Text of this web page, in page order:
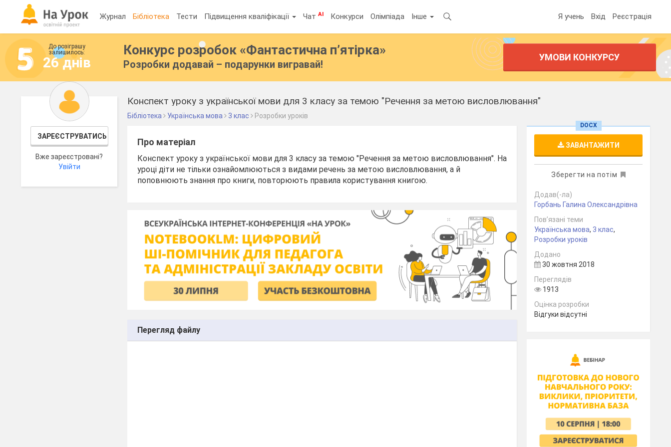
Журнал Бібліотека Тести Підвищення кваліфікації ЧатAI Конкурси Олімпіада Інше Я учень Вхід Реєстрація
До розіграшу
залишилось:
26 днів
Конкурс розробок «Фантастична п’ятірка»
Розробки додавай – подарунки вигравай!
УМОВИ КОНКУРСУ
ЗАРЕЄСТРУВАТИСЬ
Вже зареєстровані?
Увійти
Конспект уроку з української мови для 3 класу за темою "Речення за метою висловлювання"
Бібліотека Українська мова 3 клас Розробки уроків
Про матеріал
Конспект уроку з української мови для 3 класу за темою "Речення за метою висловлювання". На
уроці діти не тільки ознайомлюються з видами речень за метою висловлювання, а й
поповнюють знання про книги, повторюють правила користування книгою.
Перегляд файлу
DOCX
ЗАВАНТАЖИТИ
Зберегти на потім
Додав(-ла)
Горбань Галина Олександрівна
Пов’язані теми
Українська мова, 3 клас,
Розробки уроків
Додано
30 жовтня 2018
Переглядів
1913
Оцінка розробки
Відгуки відсутні